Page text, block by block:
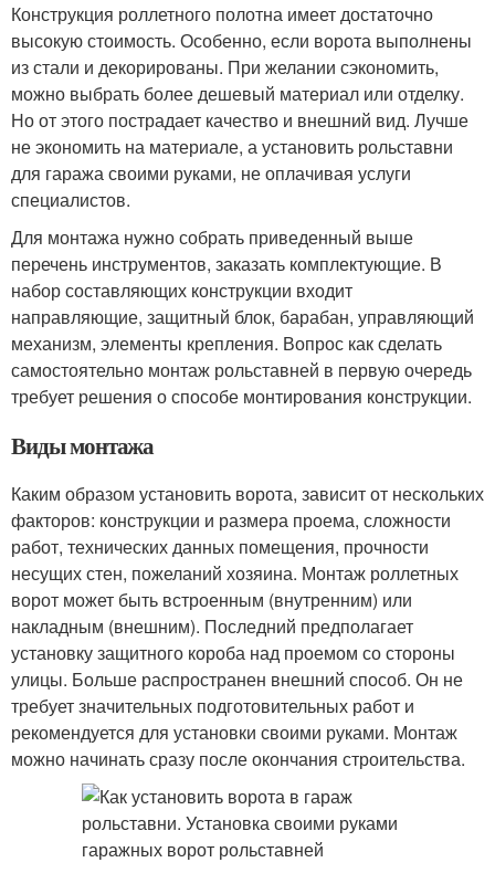
Конструкция роллетного полотна имеет достаточно
высокую стоимость. Особенно, если ворота выполнены
из стали и декорированы. При желании сэкономить,
можно выбрать более дешевый материал или отделку.
Но от этого пострадает качество и внешний вид. Лучше
не экономить на материале, а установить рольставни
для гаража своими руками, не оплачивая услуги
специалистов.
Для монтажа нужно собрать приведенный выше
перечень инструментов, заказать комплектующие. В
набор составляющих конструкции входит
направляющие, защитный блок, барабан, управляющий
механизм, элементы крепления. Вопрос как сделать
самостоятельно монтаж рольставней в первую очередь
требует решения о способе монтирования конструкции.
Виды монтажа
Каким образом установить ворота, зависит от нескольких
факторов: конструкции и размера проема, сложности
работ, технических данных помещения, прочности
несущих стен, пожеланий хозяина. Монтаж роллетных
ворот может быть встроенным (внутренним) или
накладным (внешним). Последний предполагает
установку защитного короба над проемом со стороны
улицы. Больше распространен внешний способ. Он не
требует значительных подготовительных работ и
рекомендуется для установки своими руками. Монтаж
можно начинать сразу после окончания строительства.